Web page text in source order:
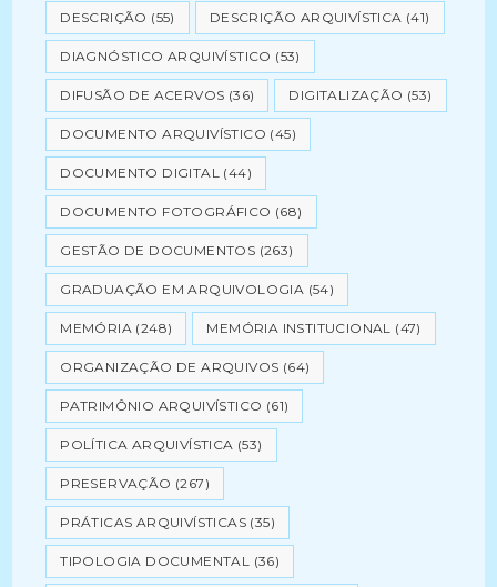
DESCRIÇÃO (55) DESCRIÇÃO ARQUIVÍSTICA (41)
DIAGNÓSTICO ARQUIVÍSTICO (53)
DIFUSÃO DE ACERVOS (36) DIGITALIZAÇÃO (53)
DOCUMENTO ARQUIVÍSTICO (45)
DOCUMENTO DIGITAL (44)
DOCUMENTO FOTOGRÁFICO (68)
GESTÃO DE DOCUMENTOS (263)
GRADUAÇÃO EM ARQUIVOLOGIA (54)
MEMÓRIA (248) MEMÓRIA INSTITUCIONAL (47)
ORGANIZAÇÃO DE ARQUIVOS (64)
PATRIMÔNIO ARQUIVÍSTICO (61)
POLÍTICA ARQUIVÍSTICA (53)
PRESERVAÇÃO (267)
PRÁTICAS ARQUIVÍSTICAS (35)
TIPOLOGIA DOCUMENTAL (36)